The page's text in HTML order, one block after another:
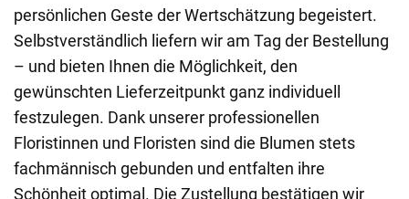
persönlichen Geste der Wertschätzung begeistert.
Selbstverständlich liefern wir am Tag der Bestellung
– und bieten Ihnen die Möglichkeit, den
gewünschten Lieferzeitpunkt ganz individuell
festzulegen. Dank unserer professionellen
Floristinnen und Floristen sind die Blumen stets
fachmännisch gebunden und entfalten ihre
Schönheit optimal. Die Zustellung bestätigen wir